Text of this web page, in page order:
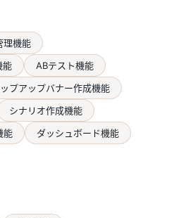
理機能
能
ABテスト機能
プアップバナー作成機能
シナリオ作成機能
能
ダッシュボード機能